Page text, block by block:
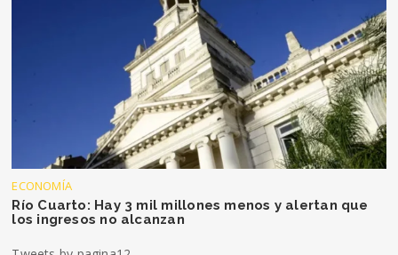
ECONOMÍA
Río Cuarto: Hay 3 mil millones menos y alertan que
los ingresos no alcanzan